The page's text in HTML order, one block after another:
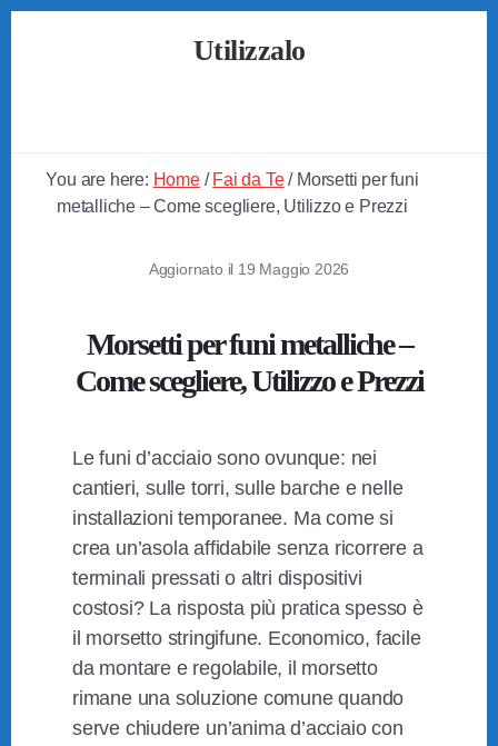
Utilizzalo
TuttoYou are here: Home / Fai da Te /Morsetti per funi
metalliche – Come scegliere, Utilizzo e Prezzi
Aggiornato il 19 Maggio 2026
Morsetti per funi metalliche –
Come scegliere, Utilizzo e Prezzi
Le funi d’acciaio sono ovunque: nei
cantieri, sulle torri, sulle barche e nelle
installazioni temporanee. Ma come si
crea un’asola affidabile senza ricorrere a
terminali pressati o altri dispositivi
costosi? La risposta più pratica spesso è
il morsetto stringifune. Economico, facile
da montare e regolabile, il morsetto
rimane una soluzione comune quando
serve chiudere un’anima d’acciaio con